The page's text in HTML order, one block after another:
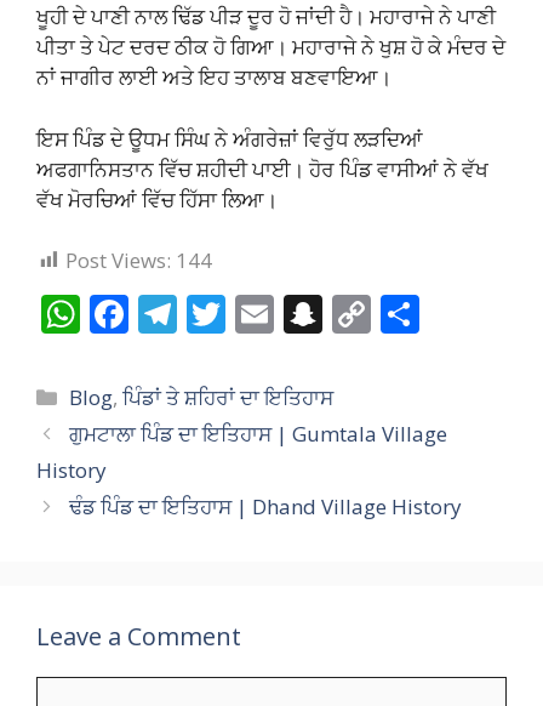
ਖੂਹੀ ਦੇ ਪਾਣੀ ਨਾਲ ਢਿੱਡ ਪੀੜ ਦੂਰ ਹੋ ਜਾਂਦੀ ਹੈ। ਮਹਾਰਾਜੇ ਨੇ ਪਾਣੀ
ਪੀਤਾ ਤੇ ਪੇਟ ਦਰਦ ਠੀਕ ਹੋ ਗਿਆ। ਮਹਾਰਾਜੇ ਨੇ ਖੁਸ਼ ਹੋ ਕੇ ਮੰਦਰ ਦੇ
ਨਾਂ ਜਾਗੀਰ ਲਾਈ ਅਤੇ ਇਹ ਤਾਲਾਬ ਬਣਵਾਇਆ।
ਇਸ ਪਿੰਡ ਦੇ ਊਧਮ ਸਿੰਘ ਨੇ ਅੰਗਰੇਜ਼ਾਂ ਵਿਰੁੱਧ ਲੜਦਿਆਂ
ਅਫਗਾਨਿਸਤਾਨ ਵਿੱਚ ਸ਼ਹੀਦੀ ਪਾਈ। ਹੋਰ ਪਿੰਡ ਵਾਸੀਆਂ ਨੇ ਵੱਖ
ਵੱਖ ਮੋਰਚਿਆਂ ਵਿੱਚ ਹਿੱਸਾ ਲਿਆ।
Post Views: 144
W
at
s
A
p
F
e
b
o
T
e
gr
m
T
itt
er
E
ai
l
S
a
p
h
C
y
n
e
Categories
Blog,ਪਿੰਡਾਂ ਤੇ ਸ਼ਹਿਰਾਂ ਦਾ ਇਤਿਹਾਸ
ਗੁਮਟਾਲਾ ਪਿੰਡ ਦਾ ਇਤਿਹਾਸ | Gumtala Village
History
ਢੰਡ ਪਿੰਡ ਦਾ ਇਤਿਹਾਸ | Dhand Village History
Leave a Comment